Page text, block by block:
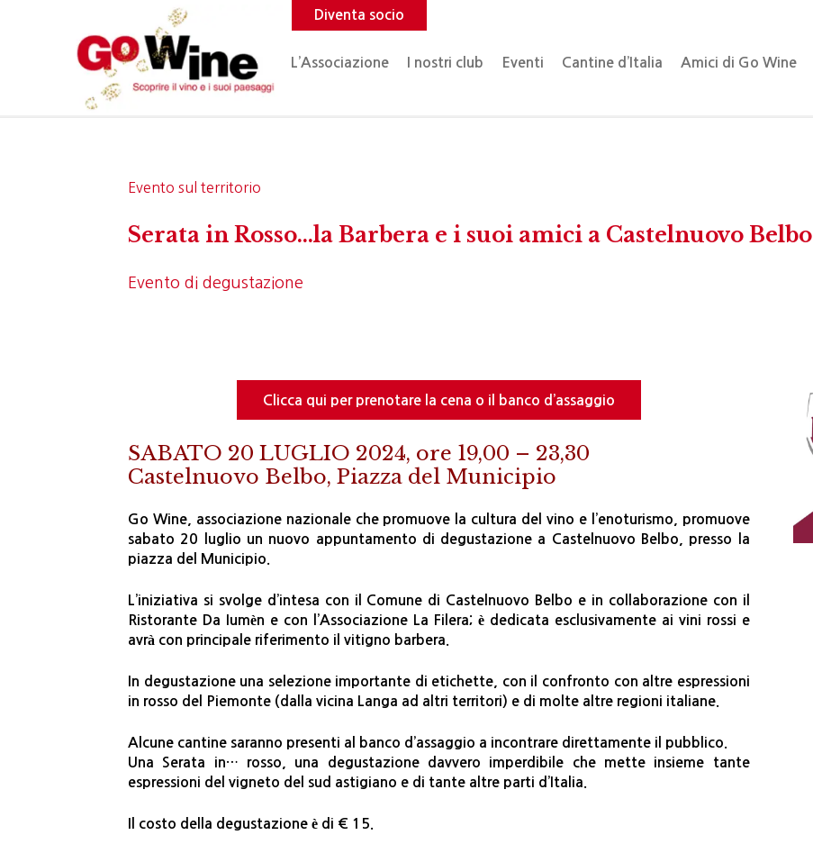
Diventa socio
L’Associazione I nostri club Eventi Cantine d’Italia Amici di Go Wine
Evento sul territorio
Serata in Rosso...la Barbera e i suoi amici a Castelnuovo Belbo
Evento di degustazione
Clicca qui per prenotare la cena o il banco d’assaggio
SABATO 20 LUGLIO 2024, ore 19,00 – 23,30
Castelnuovo Belbo, Piazza del Municipio
Go Wine, associazione nazionale che promuove la cultura del vino e l’enoturismo, promuove
sabato 20 luglio un nuovo appuntamento di degustazione a Castelnuovo Belbo, presso la
piazza del Municipio.
L’iniziativa si svolge d’intesa con il Comune di Castelnuovo Belbo e in collaborazione con il
Ristorante Da Iumèn e con l’Associazione La Filera; è dedicata esclusivamente ai vini rossi e
avrà con principale riferimento il vitigno barbera.
In degustazione una selezione importante di etichette, con il confronto con altre espressioni
in rosso del Piemonte (dalla vicina Langa ad altri territori) e di molte altre regioni italiane.
Alcune cantine saranno presenti al banco d’assaggio a incontrare direttamente il pubblico.
Una Serata in… rosso, una degustazione davvero imperdibile che mette insieme tante
espressioni del vigneto del sud astigiano e di tante altre parti d’Italia.
Il costo della degustazione è di € 15.